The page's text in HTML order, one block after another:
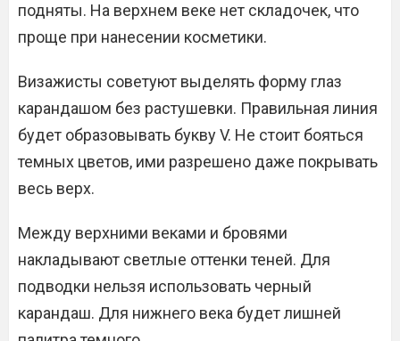
подняты. На верхнем веке нет складочек, что
проще при нанесении косметики.
Визажисты советуют выделять форму глаз
карандашом без растушевки. Правильная линия
будет образовывать букву V. Не стоит бояться
темных цветов, ими разрешено даже покрывать
весь верх.
Между верхними веками и бровями
накладывают светлые оттенки теней. Для
подводки нельзя использовать черный
карандаш. Для нижнего века будет лишней